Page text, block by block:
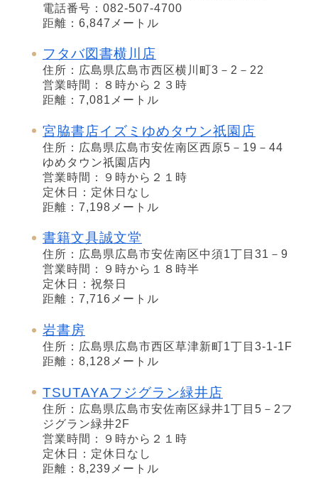
電話番号：082-507-4700
距離：6,847メートル
フタバ図書横川店
住所：広島県広島市西区横川町3－2－22
営業時間：８時から２３時
距離：7,081メートル
宮脇書店イズミゆめタウン祇園店
住所：広島県広島市安佐南区西原5－19－44
ゆめタウン祇園店内
営業時間：９時から２１時
定休日：定休日なし
距離：7,198メートル
書籍文具誠文堂
住所：広島県広島市安佐南区中須1丁目31－9
営業時間：９時から１８時半
定休日：祝祭日
距離：7,716メートル
岩書房
住所：広島県広島市西区草津新町1丁目3-1-1F
距離：8,128メートル
TSUTAYAフジグラン緑井店
住所：広島県広島市安佐南区緑井1丁目5－2フ
ジグラン緑井2F
営業時間：９時から２１時
定休日：定休日なし
距離：8,239メートル